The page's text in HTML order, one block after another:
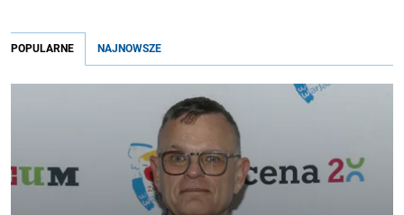
POPULARNE NAJNOWSZE